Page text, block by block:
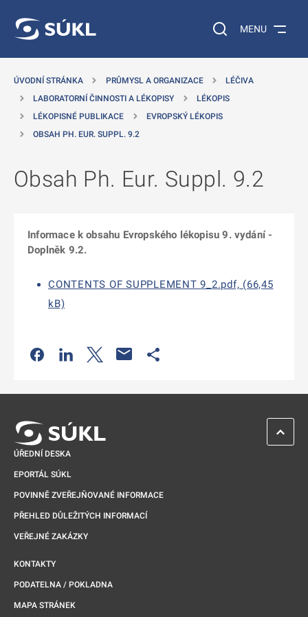
Vyhledávání na
MENU
ÚVODNÍ STRÁNKA PRŮMYSL A ORGANIZACE
LÉČIVA
LABORATORNÍ ČINNOSTI A LÉKOPISY
LÉKOPIS
LÉKOPISNÉ PUBLIKACE
EVROPSKÝ LÉKOPIS
OBSAH PH. EUR. SUPPL. 9.2
Obsah Ph. Eur. Suppl. 9.2
Informace k obsahu Evropského lékopisu 9. vydání -
Doplněk 9.2.
CONTENTS OF SUPPLEMENT 9_2.pdf, (66,45
kB)
Odkaz se otevře na nové kartě
Odkaz se otevře na nové kartě
Odkaz se otevře na nové kartě
ÚŘEDNÍ DESKA
EPORTÁL SÚKL
POVINNĚ ZVEŘEJŇOVANÉ INFORMACE
PŘEHLED DŮLEŽITÝCH INFORMACÍ
VEŘEJNÉ ZAKÁZKY
KONTAKTY
PODATELNA / POKLADNA
MAPA STRÁNEK
ZPĚT